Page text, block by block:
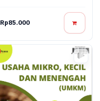
Rp85.000